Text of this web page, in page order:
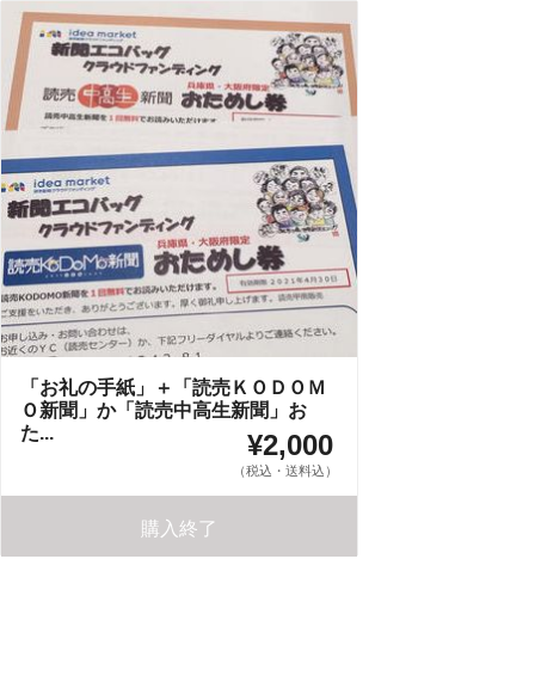
「お礼の手紙」＋「読売ＫＯＤＯＭ
Ｏ新聞」か「読売中高生新聞」お
た...
¥2,000
（税込・送料込）
購入終了